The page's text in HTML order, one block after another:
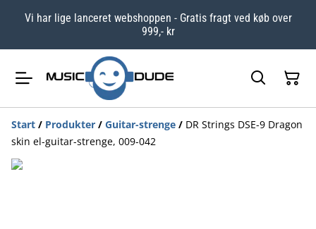
Vi har lige lanceret webshoppen - Gratis fragt ved køb over
999,- kr
Start / Produkter / Guitar-strenge / DR Strings DSE-9 Dragon
skin el-guitar-strenge, 009-042